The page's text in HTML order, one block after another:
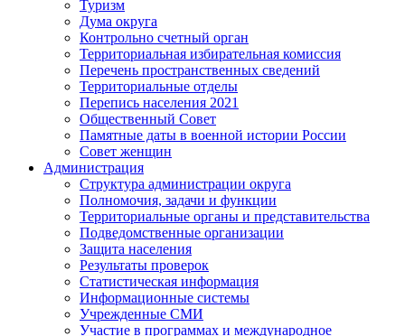
Туризм
Дума округа
Контрольно счетный орган
Территориальная избирательная комиссия
Перечень пространственных сведений
Территориальные отделы
Перепись населения 2021
Общественный Совет
Памятные даты в военной истории России
Совет женщин
Администрация
Структура администрации округа
Полномочия, задачи и функции
Территориальные органы и представительства
Подведомственные организации
Защита населения
Результаты проверок
Статистическая информация
Информационные системы
Учрежденные СМИ
Участие в программах и международное